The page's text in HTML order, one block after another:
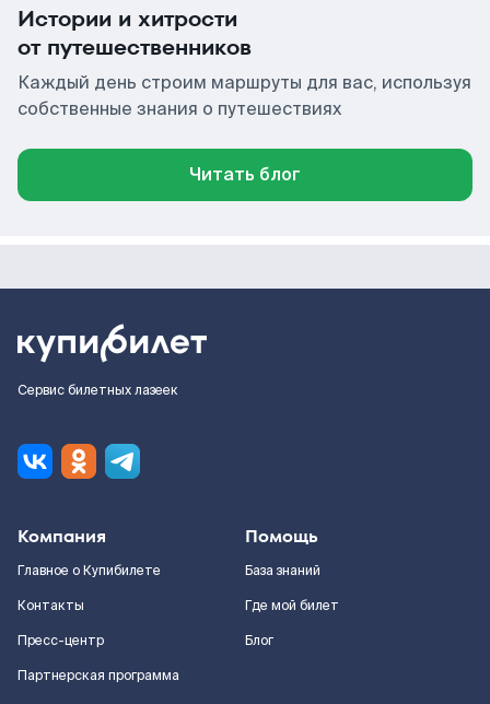
Истории и хитрости
от путешественников
Каждый день строим маршруты для вас, используя
собственные знания о путешествиях
Читать блог
Сервис билетных лазеек
Компания
Главное о Купибилете
Контакты
Пресс-центр
Партнерская программа
Помощь
База знаний
Где мой билет
Блог